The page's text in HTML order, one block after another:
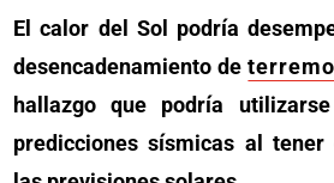
El calor del Sol podría
desencadenamiento de
hallazgo que podría
predicciones sísmicas al